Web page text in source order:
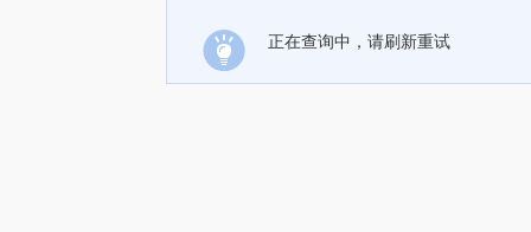
正在查询中，请刷新重试